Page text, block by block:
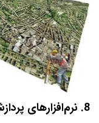
8. نرم‌افزارهای